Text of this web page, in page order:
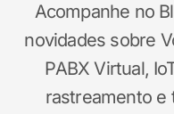
Acompanhe no
novidades sobre
PABX Virtual,
rastreamento e